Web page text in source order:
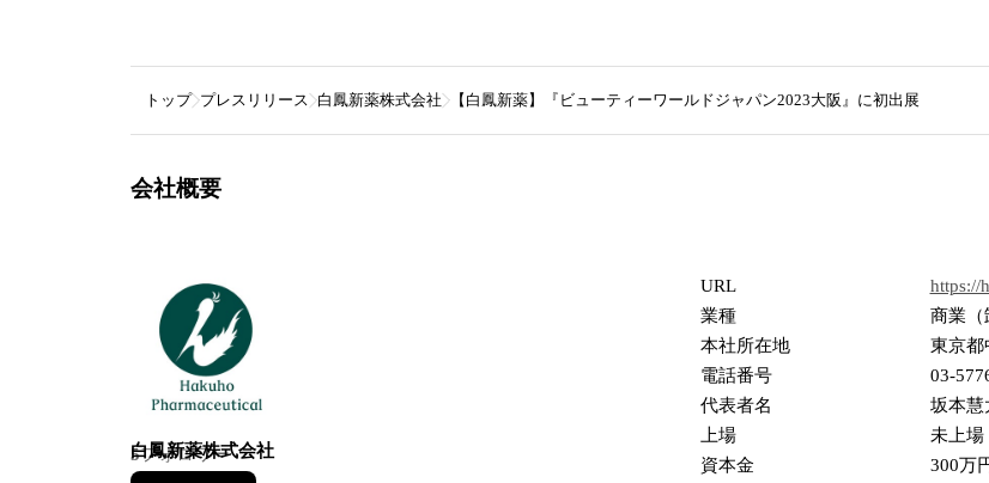
トップ プレスリリース 白鳳新薬株式会社 【白鳳新薬】『ビューティーワールドジャパン2023大阪』に初出展
会社概要
白鳳新薬株式会社
5フォロワー
URL
https://
業種
商業（
本社所在地
東京都
電話番号
03-
代表者名
坂本慧
上場
未上場
資本金
300万